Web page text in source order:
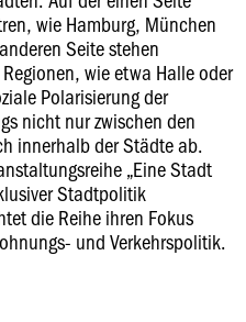
wie Hamburg, München
Seite stehen
wie etwa Halle oder
Polarisierung der
nicht nur zwischen den
innerhalb der Städte ab.
„Eine Stadt
Stadtpolitik
die Reihe ihren Fokus
und Verkehrspolitik.